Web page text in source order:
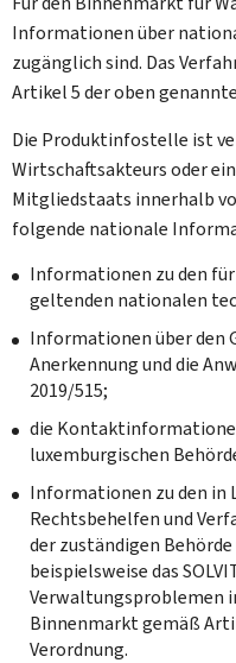
Informationen über
zugänglich sind. Das
Artikel 5 der oben
Die Produktinfostelle ist
Wirtschaftsakteurs oder
Mitgliedstaats innerhalb
folgende nationale
Informationen zu den
geltenden nationalen
Informationen über den
Anerkennung und die
2019/515;
die
luxemburgischen
Informationen zu den in
Rechtsbehelfen und
der zuständigen
beispielsweise das
Verwaltungsproblemen
Binnenmarkt gemäß
Verordnung.